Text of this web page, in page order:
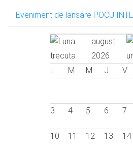
Eveniment de lansare POCU INTL
august
2026
L
M M J V
3 4 5 6 7
10 11 12 13 14